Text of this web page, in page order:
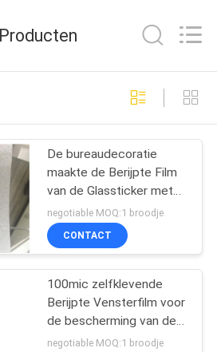
75
van
15
Producten
De bureaudecoratie
maakte de Berijpte Film
van de Glassticker met
verwijderbare lijm in reliëf
negotiable MOQ:1 broodje
CONTACT
100mic zelfklevende
Berijpte Vensterfilm voor
de bescherming van de
badkamersprivacy
negotiable MOQ:1 broodje